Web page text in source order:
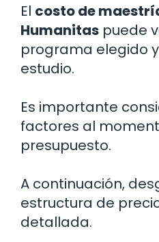
El costo de
Humanitas puede
programa elegido
estudio.
Es importante
factores al
presupuesto.
A continuación,
estructura de
detallada.